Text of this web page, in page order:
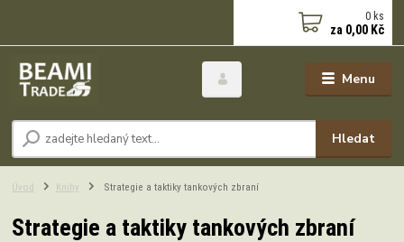
Menu
Hledat
0 ks
za 0,00 Kč
Úvod Knihy Strategie a taktiky tankových zbraní
Strategie a taktiky tankových zbraní